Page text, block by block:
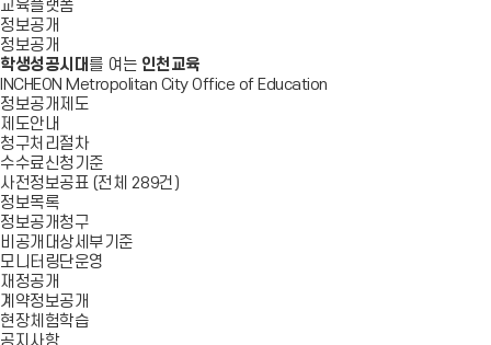
교육플랫폼
정보공개
정보공개
학생성공시대 를 여는 인천교육
INCHEON Metropolitan City Office of Education
정보공개제도
제도안내
청구처리절차
수수료신청기준
사전정보공표 (전체 289건)
정보목록
정보공개청구
비공개대상세부기준
모니터링단운영
재정공개
계약정보공개
현장체험학습
공지사항